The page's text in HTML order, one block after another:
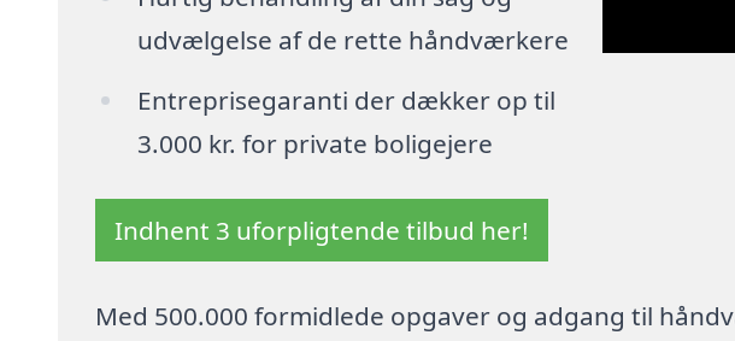
udvælgelse af de rette håndværkere
Entreprisegaranti der dækker op til
3.000 kr. for private boligejere
Indhent 3 uforpligtende tilbud her!
Med 500.000 formidlede opgaver og adgang til